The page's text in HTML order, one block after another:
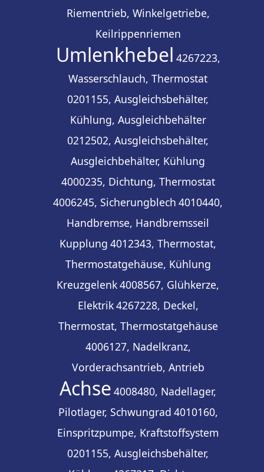
Riementrieb, Winkelgetriebe,
Keilrippenriemen
Umlenkhebel 4267223,
Wasserschlauch, Thermostat
0201155, Ausgleichsbehälter,
Kühlung, Ausgleichbehälter
0212502, Ausgleichsbehälter,
Ausgleichbehälter, Kühlung
4000235, Dichtung, Thermostat
4006245, Sicherungblech 4010440,
Handbremse, Handbremsseil
Kupplung 4012343, Thermostat,
Thermostatgehäuse, Kühlung
Kreuzgelenk4008567, Glühkerze,
Elektrik4267228, Deckel,
Thermostat, Thermostatgehäuse
4006127, Nadelkranz,
Vorderachsantrieb, Antrieb
Achse 4008480, Nadellager,
Pilotlager, Schwungrad 4010160,
Einspritzpumpe, Kraftstoffsystem
0201155, Ausgleichsbehälter,